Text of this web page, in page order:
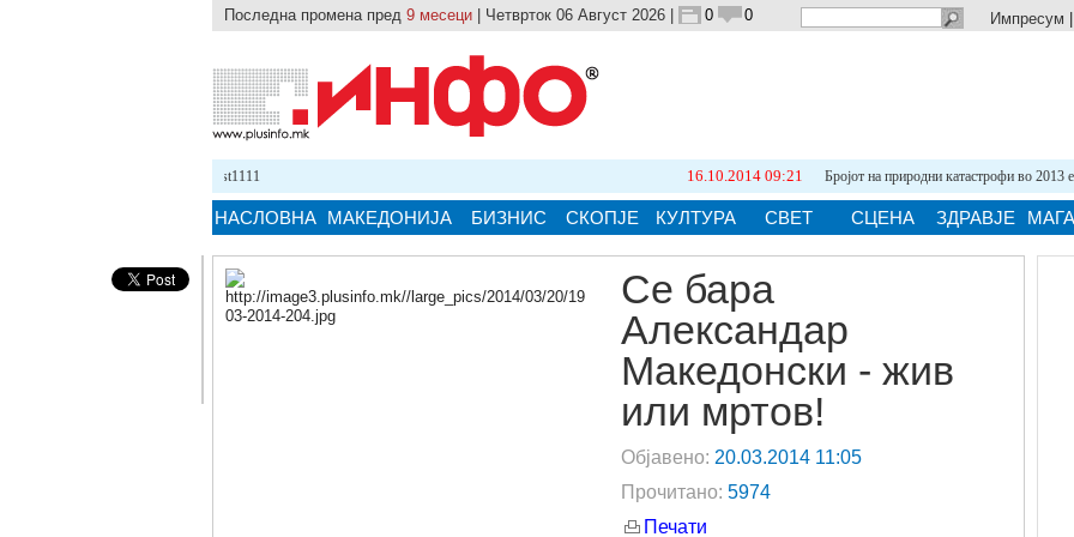
Последна промена пред 9 месеци | Четврток 06 Август 2026 | 0 0 Импресум
16.10.2014 09:21 Бројот на природни катастрофи во 2013 е...
НАСЛОВНА МАКЕДОНИЈА БИЗНИС СКОПЈЕ КУЛТУРА СВЕТ СЦЕНА ЗДРАВЈЕ
Се бара
Александар
Македонски - жив
или мртов!
Објавено: 20.03.2014 11:05
Прочитано: 5974
Печати